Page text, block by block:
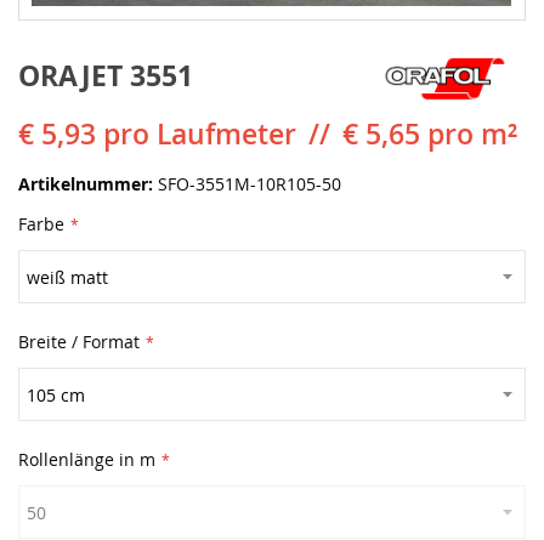
ORAJET 3551
€ 5,93 pro Laufmeter € 5,65 pro m²
Artikelnummer SFO-3551M-10R105-50
Farbe
Breite / Format
Rollenlänge in m